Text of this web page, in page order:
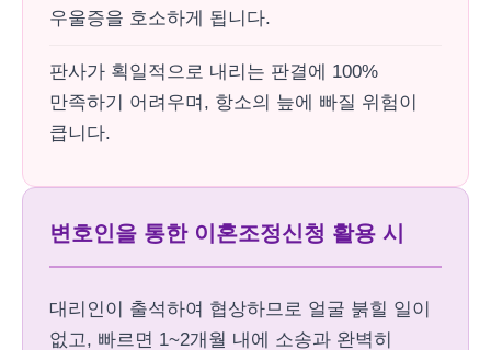
우울증을 호소하게 됩니다.
판사가 획일적으로 내리는 판결에 100%
만족하기 어려우며, 항소의 늪에 빠질 위험이
큽니다.
변호인을 통한 이혼조정신청 활용 시
대리인이 출석하여 협상하므로 얼굴 붉힐 일이
없고, 빠르면 1~2개월 내에 소송과 완벽히